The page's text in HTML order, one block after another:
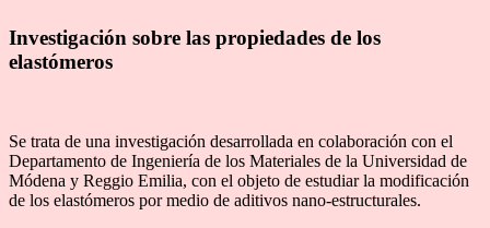
Investigación sobre las propiedades de los
elastómeros
Se trata de una investigación desarrollada en colaboración con el
Departamento de Ingeniería de los Materiales de la Universidad de
Módena y Reggio Emilia, con el objeto de estudiar la modificación
de los elastómeros por medio de aditivos nano-estructurales.